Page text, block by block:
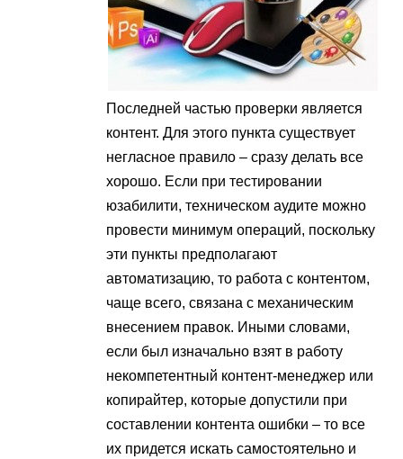
Последней частью проверки является
контент. Для этого пункта существует
негласное правило – сразу делать все
хорошо. Если при тестировании
юзабилити, техническом аудите можно
провести минимум операций, поскольку
эти пункты предполагают
автоматизацию, то работа с контентом,
чаще всего, связана с механическим
внесением правок. Иными словами,
если был изначально взят в работу
некомпетентный контент-менеджер или
копирайтер, которые допустили при
составлении контента ошибки – то все
их придется искать самостоятельно и